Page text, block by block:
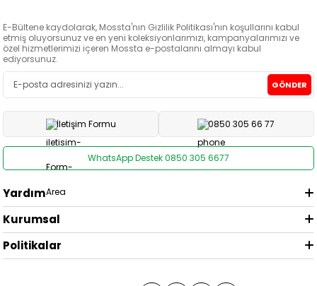
E-Bültene kaydolarak, Mossta'nın Gizlilik Politikası'nın koşullarını kabul
etmiş oluyorsunuz ve en yeni koleksiyonlarımızı, kampanyalarımızı ve
özel hizmetlerimizi içeren Mossta e-postalarını almayı kabul
ediyorsunuz.
GÖNDER
İletişim Formu 0850 305 66 77
WhatsApp Destek 0850 305 6677
Yardım
Kurumsal
Politikalar